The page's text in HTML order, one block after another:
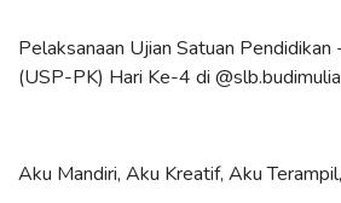
Pelaksanaan Ujian Satuan Pendidikan
(USP-PK) Hari Ke-4 di @slb.budimulia
Aku Mandiri, Aku Kreatif, Aku